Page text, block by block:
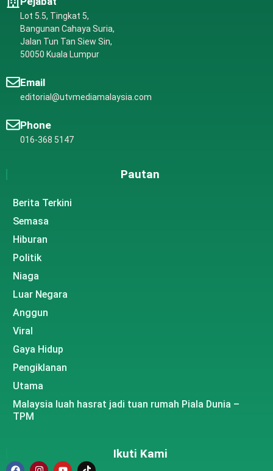
Lot 5.5, Tingkat 5,
Bangunan Cahaya Suria,
Jalan Tun Tan Siew Sin,
50050 Kuala Lumpur
Email
editorial@utvmediamalaysia.com
Phone
016-368 5147
Pautan
Berita Terkini
Semasa
Hiburan
Politik
Niaga
Luar Negara
Anggun
Viral
Gaya Hidup
Pengiklanan
Utama
Malaysia luah hasrat jadi tuan rumah Piala Dunia –
TPM
Ikuti Kami